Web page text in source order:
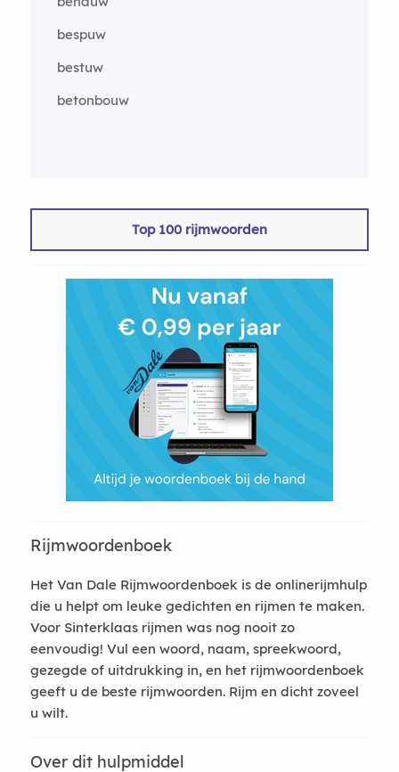
bespuw
bestuw
betonbouw
Top 100 rijmwoorden
Rijmwoordenboek
Het Van Dale Rijmwoordenboek is de onlinerijmhulp
die u helpt om leuke gedichten en rijmen te maken.
Voor Sinterklaas rijmen was nog nooit zo
eenvoudig! Vul een woord, naam, spreekwoord,
gezegde of uitdrukking in, en het rijmwoordenboek
geeft u de beste rijmwoorden. Rijm en dicht zoveel
u wilt.
Over dit hulpmiddel